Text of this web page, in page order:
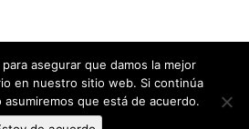
asegurar que damos la mejor
en nuestro sitio web. Si continúa
que está de acuerdo.